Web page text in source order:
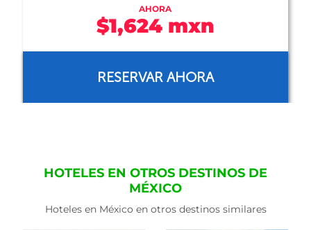
AHORA
$2,234 mxn
RESERVAR AHORA
HOTELES EN OTROS DESTINOS DE
MÉXICO
Hoteles en México en otros destinos similares